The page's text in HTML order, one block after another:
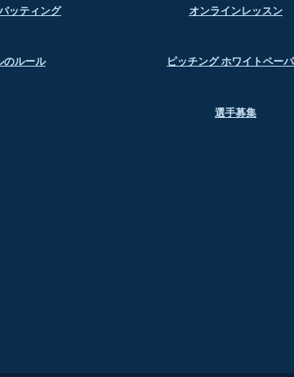
ッティング
のルール
オンラインレッスン
ピッチング ホワイトペー
選手募集